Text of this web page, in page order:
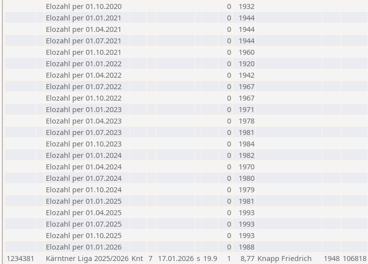
Elozahl per 01.10.2020
0
1932
Elozahl per 01.01.2021
0
1944
Elozahl per 01.04.2021
0
1944
Elozahl per 01.07.2021
0
1944
Elozahl per 01.10.2021
0
1960
Elozahl per 01.01.2022
0
1920
Elozahl per 01.04.2022
0
1942
Elozahl per 01.07.2022
0
1967
Elozahl per 01.10.2022
0
1967
Elozahl per 01.01.2023
0
1971
Elozahl per 01.04.2023
0
1978
Elozahl per 01.07.2023
0
1981
Elozahl per 01.10.2023
0
1984
Elozahl per 01.01.2024
0
1982
Elozahl per 01.04.2024
0
1970
Elozahl per 01.07.2024
0
1980
Elozahl per 01.10.2024
0
1979
Elozahl per 01.01.2025
0
1981
Elozahl per 01.04.2025
0
1993
Elozahl per 01.07.2025
0
1993
Elozahl per 01.10.2025
0
1993
Elozahl per 01.01.2026
0
1988
1234381
Kärntner Liga 2025/2026 Knt 7 17.01.2026 s 19.9 1 8,77 Knapp Friedrich 1948 106818